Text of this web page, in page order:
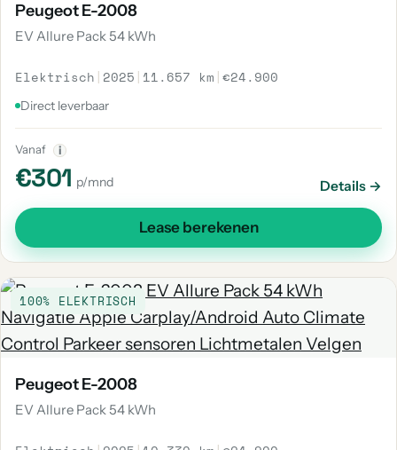
Peugeot E-2008
EV Allure Pack 54 kWh
Elektrisch | 2025 | 11.657 km |€24.900
Direct leverbaar
Vanaf i
€301 p/mnd Details →
Lease berekenen
100% ELEKTRISCH
Peugeot E-2008
EV Allure Pack 54 kWh